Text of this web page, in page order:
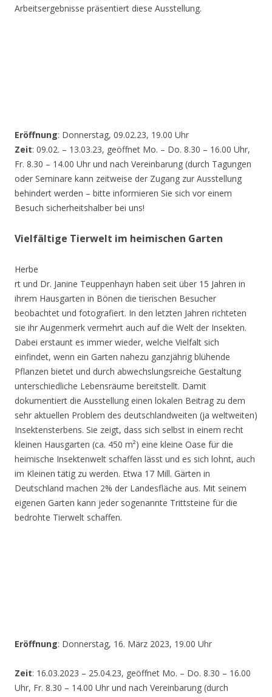
Arbeitsergebnisse präsentiert diese Ausstellung.
Eröffnung: Donnerstag, 09.02.23, 19.00 Uhr
Zeit: 09.02. – 13.03.23, geöffnet Mo. – Do. 8.30 – 16.00 Uhr,
Fr. 8.30 – 14.00 Uhr und nach Vereinbarung (durch Tagungen
oder Seminare kann zeitweise der Zugang zur Ausstellung
behindert werden – bitte informieren Sie sich vor einem
Besuch sicherheitshalber bei uns!
Vielfältige Tierwelt im heimischen Garten
Herbe
rt und Dr. Janine Teuppenhayn haben seit über 15 Jahren in
ihrem Hausgarten in Bönen die tierischen Besucher
beobachtet und fotografiert. In den letzten Jahren richteten
sie ihr Augenmerk vermehrt auch auf die Welt der Insekten.
Dabei erstaunt es immer wieder, welche Vielfalt sich
einfindet, wenn ein Garten nahezu ganzjährig blühende
Pflanzen bietet und durch abwechslungsreiche Gestaltung
unterschiedliche Lebensräume bereitstellt. Damit
dokumentiert die Ausstellung einen lokalen Beitrag zu dem
sehr aktuellen Problem des deutschlandweiten (ja weltweiten)
Insektensterbens. Sie zeigt, dass sich selbst in einem recht
kleinen Hausgarten (ca. 450 m²) eine kleine Oase für die
heimische Insektenwelt schaffen lässt und es sich lohnt, auch
im Kleinen tätig zu werden. Etwa 17 Mill. Gärten in
Deutschland machen 2% der Landesfläche aus. Mit seinem
eigenen Garten kann jeder sogenannte Trittsteine für die
bedrohte Tierwelt schaffen.
Eröffnung: Donnerstag, 16. März 2023, 19.00 Uhr
Zeit: 16.03.2023 – 25.04.23, geöffnet Mo. – Do. 8.30 – 16.00
Uhr, Fr. 8.30 – 14.00 Uhr und nach Vereinbarung (durch